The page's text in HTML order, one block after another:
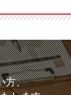
方、